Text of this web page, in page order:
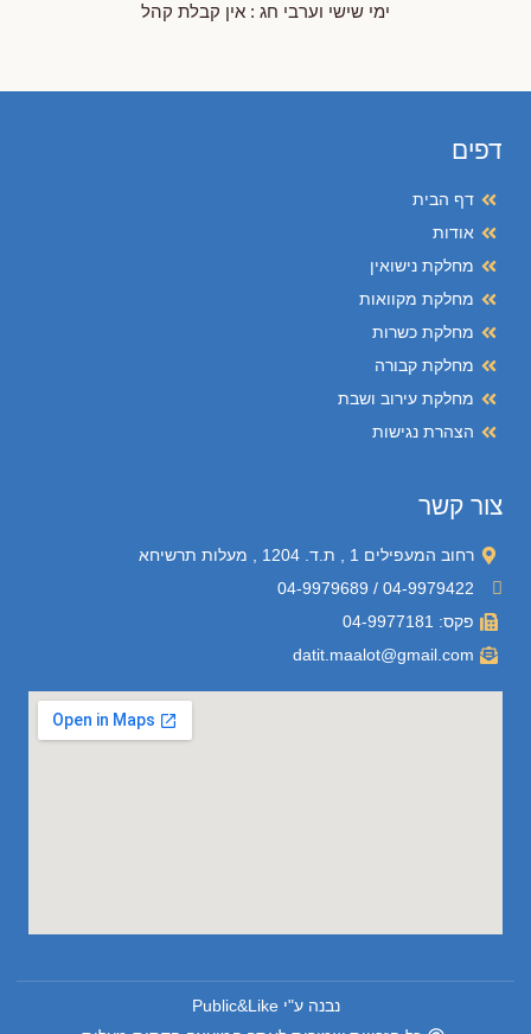
ימי שישי וערבי חג : אין קבלת קהל
דפים
דף הבית
אודות
מחלקת נישואין
מחלקת מקוואות
מחלקת כשרות
מחלקת קבורה
מחלקת עירוב ושבת
הצהרת נגישות
צור קשר
רחוב המעפילים 1 , ת.ד. 1204 , מעלות תרשיחא
04-9979422 / 04-9979689
פקס: 04-9977181
datit.maalot@gmail.com
נבנה ע"י Public&Like